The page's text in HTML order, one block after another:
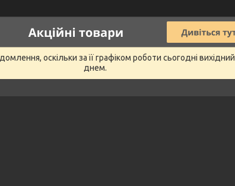
оскільки за її графіком роботи сьогодні
днем.